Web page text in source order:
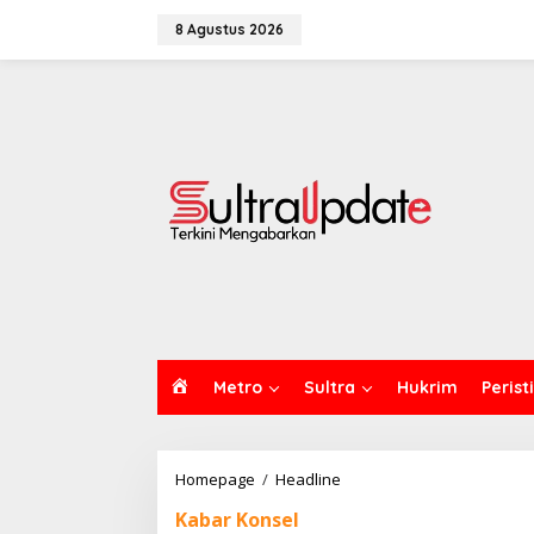
8 Agustus 2026
Metro Sultra Hukrim
Homepage / Headline
Kabar Konsel